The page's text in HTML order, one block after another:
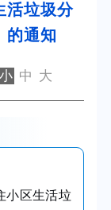
活垃圾分
的通知
小 中 大
小区生活垃